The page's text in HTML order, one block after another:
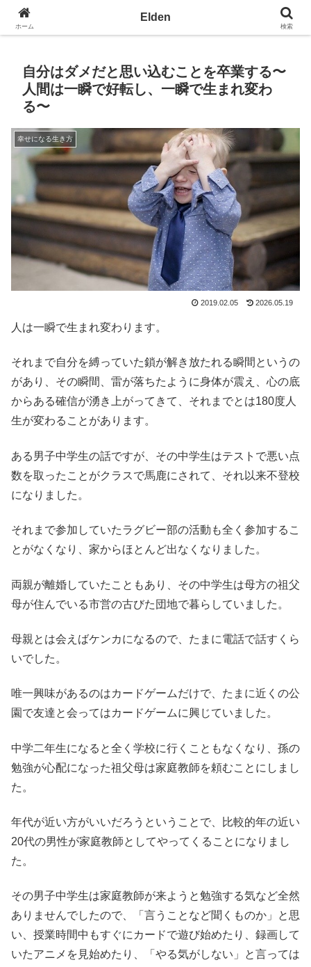
光の園エルデン - 地球を愛の星へ
自分はダメだと思い込むことを卒業する〜
人間は一瞬で好転し、一瞬で生まれ変わ
る〜
幸せになる生き方
2019.02.05 2026.05.19
人は一瞬で生まれ変わります。
それまで自分を縛っていた鎖が解き放たれる瞬間というの
があり、その瞬間、雷が落ちたように身体が震え、心の底
からある確信が湧き上がってきて、それまでとは180度人
生が変わることがあります。
ある男子中学生の話ですが、その中学生はテストで悪い点
数を取ったことがクラスで馬鹿にされて、それ以来不登校
になりました。
それまで参加していたラグビー部の活動も全く参加するこ
とがなくなり、家からほとんど出なくなりました。
両親が離婚していたこともあり、その中学生は母方の祖父
母が住んでいる市営の古びた団地で暮らしていました。
母親とは会えばケンカになるので、たまに電話で話すくら
いでした。
唯一興味があるのはカードゲームだけで、たまに近くの公
園で友達と会ってはカードゲームに興じていました。
中学二年生になると全く学校に行くこともなくなり、孫の
勉強が心配になった祖父母は家庭教師を頼むことにしまし
た。
年代が近い方がいいだろうということで、比較的年の近い
20代の男性が家庭教師としてやってくることになりまし
た。
その男子中学生は家庭教師が来ようと勉強する気など全然
ありませんでしたので、「言うことなど聞くものか」と思
い、授業時間中もすぐにカードで遊び始めたり、録画して
いたアニメを見始めたり、「やる気がしない」と言っては
ホーム
Elden
検索